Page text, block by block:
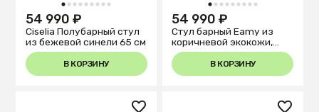
1 2 3 4 5 6 7 8 9
54 990 ₽
Ciselia Полубарный стул
из бежевой синели 65 см
В КОРЗИНУ
1 2 3 4 5 6 7 8 9
54 990 ₽
Стул барный Eamy из
коричневой экокожи,
ясеневого шпона с
отделкой под орех и
черного металла
В КОРЗИНУ